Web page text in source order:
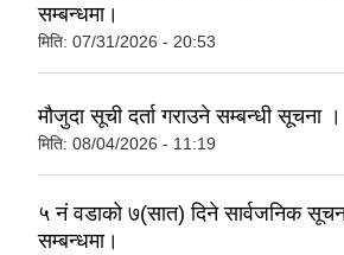
सम्बन्धमा।
मिति: 07/31/2026 - 20:53
मौजुदा सूची दर्ता गराउने सम्बन्धी सूचना ।
मिति: 08/04/2026 - 11:19
५ नं वडाको ७(सात) दिने सार्वजनिक
सम्बन्धमा।